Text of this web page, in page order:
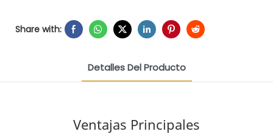
Share with:
Detalles Del Producto
Ventajas Principales